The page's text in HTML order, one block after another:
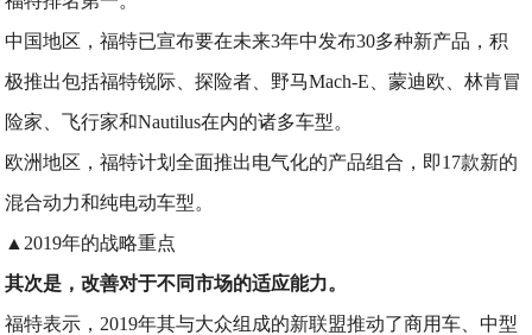
中国地区，福特已宣布要在未来3年中发布30多种新产品，积
极推出包括福特锐际、探险者、野马Mach-E、蒙迪欧、林肯冒
险家、飞行家和Nautilus在内的诸多车型。
欧洲地区，福特计划全面推出电气化的产品组合，即17款新的
混合动力和纯电动车型。
▲2019年的战略重点
其次是，改善对于不同市场的适应能力。
福特表示，2019年其与大众组成的新联盟推动了商用车、中型